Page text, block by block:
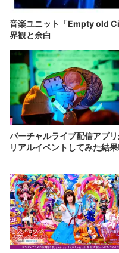
音楽ユニット「Empty old
界観と余白
バーチャルライブ配信アプ
リアルイベントしてみた結